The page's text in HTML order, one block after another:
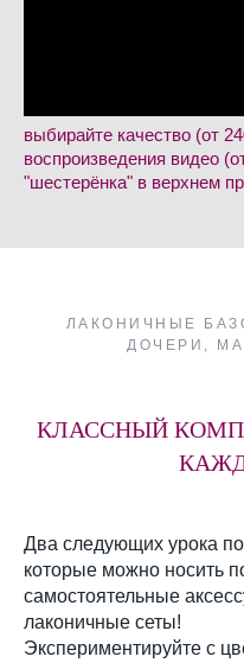
выбирайте качество (от
воспроизведения видео
"шестерёнка" в верхнем
ЛАКОНИЧНЫЕ
ДОЧЕРИ,
КЛАССНЫЙ
Два следующих урока
которые можно носить
самостоятельные
лаконичные сеты!
Экспериментируйте с